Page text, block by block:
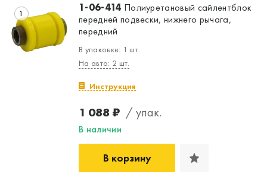
1 1-06-414 Полиуретановый сайлентблок
передней подвески, нижнего рычага,
передний
В упаковке: 1 шт.
На авто: 2 шт.
Инструкция
1 088 ₽ / упак.
В наличии
В корзину